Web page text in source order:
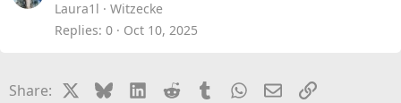
Laura1l
Witzecke
Replies 0 Oct 10, 2025
Share: BlueskyLinkedIn
Reddit TumblrWhatsApp
EmailLink